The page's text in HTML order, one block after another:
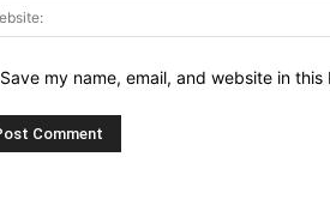
Save my name, email, and website in